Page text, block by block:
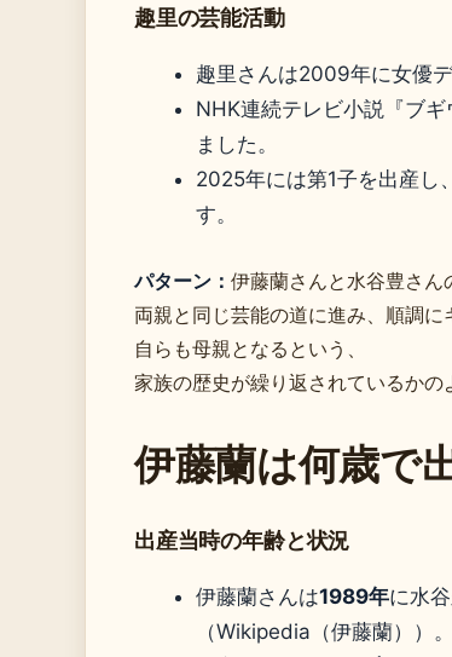
趣里の芸能活動
趣里さんは2009年に女優
NHK連続テレビ小説『ブ
ました。
2025年には第1子を出産し
す。
パターン： 伊藤蘭さんと水谷豊さん
両親と同じ芸能の道に進み、順調に
自らも母親となるという、
家族の歴史が繰り返されているかの
伊藤蘭は何歳で
出産当時の年齢と状況
伊藤蘭さんは1989年に水
（Wikipedia（伊藤蘭））。